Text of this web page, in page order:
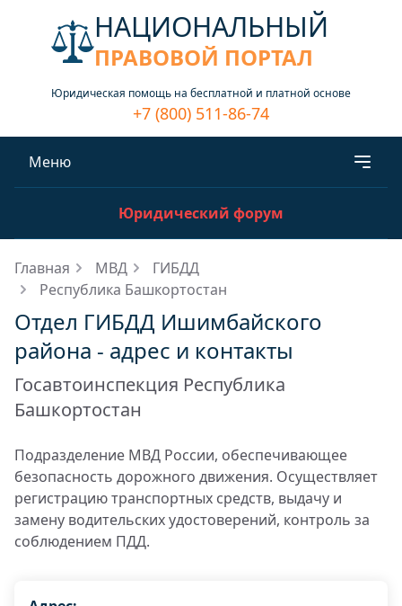
НАЦИОНАЛЬНЫЙ
ПРАВОВОЙ ПОРТАЛ
Юридическая помощь на бесплатной и платной основе
+7 (800) 511-86-74
Меню
Юридический форум
Главная МВД
ГИБДД
Республика Башкортостан
Отдел ГИБДД Ишимбайского
района - адрес и контакты
Госавтоинспекция Республика
Башкортостан
Подразделение МВД России, обеспечивающее
безопасность дорожного движения. Осуществляет
регистрацию транспортных средств, выдачу и
замену водительских удостоверений, контроль за
соблюдением ПДД.